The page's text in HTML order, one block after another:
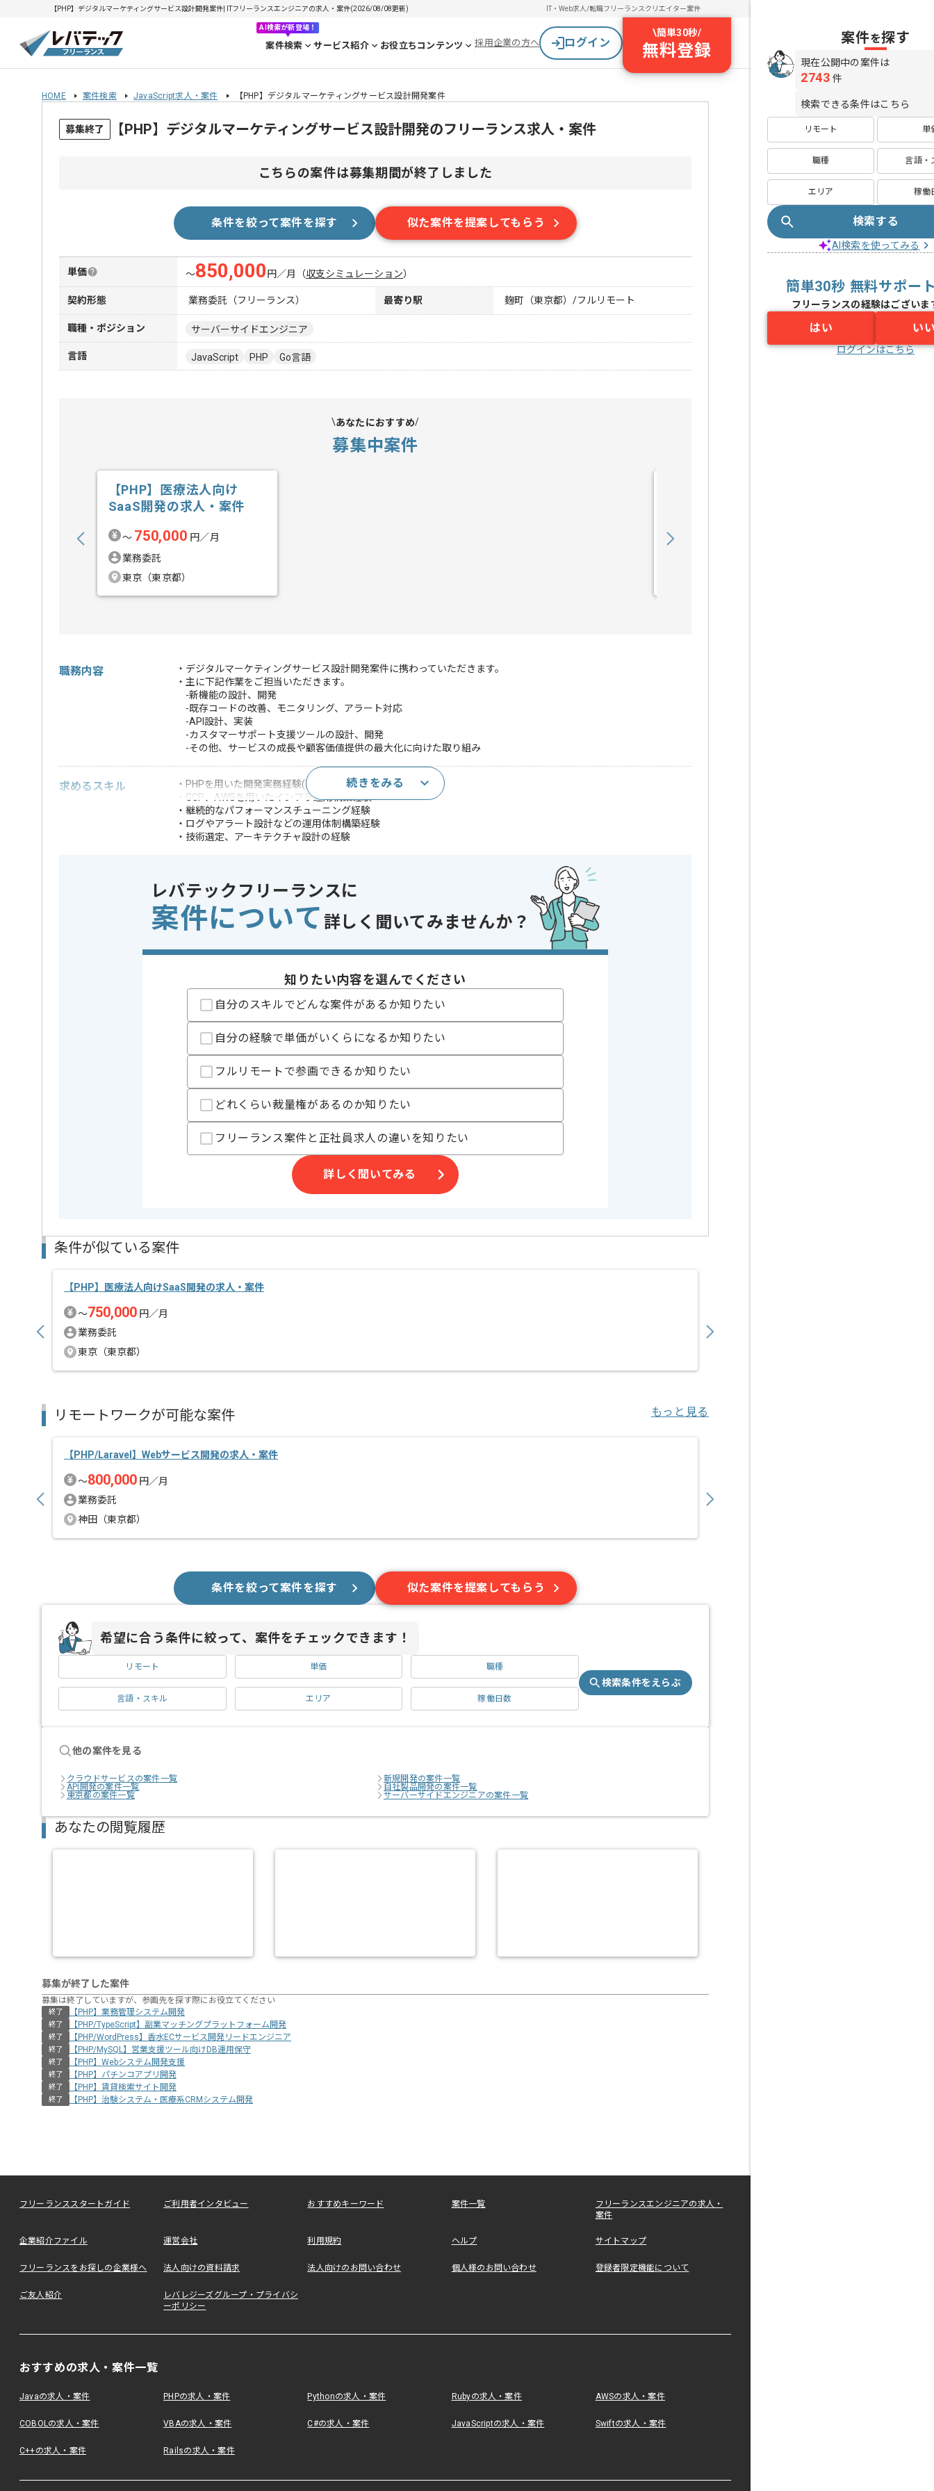
【PHP】デジタルマーケティングサービス設計開発案件| ITフリーランスエンジニアの求人・案件(2026/08/08更新) IT・Web求人/転職フリーランスクリエイター案件
AI検索が新登場！
案件検索 サービス紹介 お役立ちコンテンツ 採用企業の方へ ログイン
\簡単30秒/
無料登録
HOME 案件検索 JavaScript求人・案件 【PHP】デジタルマーケティングサービス設計開発案件
募集終了 【PHP】デジタルマーケティングサービス設計開発のフリーランス求人・案件
こちらの案件は募集期間が終了しました
条件を絞って案件を探す 似た案件を提案してもらう
単価 〜850,000 円／月 （収支シミュレーション）
契約形態 業務委託（フリーランス） 最寄り駅 麹町（東京都）/フルリモート
職種・ポジション サーバーサイドエンジニア
言語 JavaScript PHP Go言語
あなたにおすすめ
募集中案件
【PHP】医療法人向け
SaaS開発の求人・案件
〜 750,000 円／月
業務委託
東京（東京都）
職務内容
・デジタルマーケティングサービス設計開発案件に携わっていただきます。
・主に下記作業をご担当いただきます。
-新機能の設計、開発
-既存コードの改善、モニタリング、アラート対応
-API設計、実装
-カスタマーサポート支援ツールの設計、開発
-その他、サービスの成長や顧客価値提供の最大化に向けた取り組み
求めるスキル
・PHPを用いた開発実務経験(5年以上)
・GCP、AWSを用いたインフラ運用構築経験
・継続的なパフォーマンスチューニング経験
・ログやアラート設計などの運用体制構築経験
・技術選定、アーキテクチャ設計の経験
・BigQueryを用いたデータ分析基盤の運用、構築経験
※上記に似た経験やスキルをお持ちであれば申し込み可能なケースもございます！まずはお気軽にご相談ください！
担当領域/システム
クラウドサービス
20代活躍中
精算条件
有
精算基準時間
支払いサイト
15日
マーケティングテクノロジーの企画、開発、運営サービスを
展開している企業でございます。
PHPを用いた開発経験を活かしたい方にお勧めです。
続きをみる
レバテックフリーランスに
案件について 詳しく聞いてみませんか？
知りたい内容を選んでください
自分のスキルでどんな案件があるか知りたい
自分の経験で単価がいくらになるか知りたい
フルリモートで参画できるか知りたい
どれくらい裁量権があるのか知りたい
フリーランス案件と正社員求人の違いを知りたい
詳しく聞いてみる
条件が似ている案件
【PHP】医療法人向けSaaS開発の求人・案件
〜750,000 円／月
業務委託
東京（東京都）
リモートワークが可能な案件 もっと見る
【PHP/Laravel】Webサービス開発の求人・案件
〜800,000 円／月
業務委託
神田（東京都）
条件を絞って案件を探す 似た案件を提案してもらう
希望に合う条件に絞って、案件をチェックできます！
リモート 単価 職種
言語・スキル エリア 稼働日数
検索条件をえらぶ
他の案件を見る
クラウドサービスの案件一覧
新規開発の案件一覧
API開発の案件一覧
自社製品開発の案件一覧
東京都の案件一覧
サーバーサイドエンジニアの案件一覧
あなたの閲覧履歴
募集が終了した案件
募集は終了していますが、参画先を探す際にお役立てください
終了 【PHP】業務管理システム開発
終了 【PHP/TypeScript】副業マッチングプラットフォーム開発
終了 【PHP/WordPress】香水ECサービス開発リードエンジニア
終了 【PHP/MySQL】営業支援ツール向けDB運用保守
終了 【PHP】Webシステム開発支援
終了 【PHP】パチンコアプリ開発
終了 【PHP】賃貸検索サイト開発
終了 【PHP】治験システム・医療系CRMシステム開発
フリーランススタートガイド ご利用者インタビュー おすすめキーワード 案件一覧
フリーランスエンジニアの求人・
案件
企業紹介ファイル 運営会社 利用規約 ヘルプ サイトマップ
フリーランスをお探しの企業様へ 法人向けの資料請求 法人向けのお問い合わせ 個人様のお問い合わせ 登録者限定機能について
ご友人紹介
レバレジーズグループ・プライバシ
ーポリシー
おすすめの求人・案件一覧
Javaの求人・案件 PHPの求人・案件 Pythonの求人・案件 Rubyの求人・案件 AWSの求人・案件
COBOLの求人・案件 VBAの求人・案件 C#の求人・案件 JavaScriptの求人・案件 Swiftの求人・案件
C++の求人・案件 Railsの求人・案件
案件を探す
現在公開中の案件は
2743 件
検索できる条件はこちら
リモート 単
職種 言語・
エリア 稼働
検索する
AI検索を使ってみる
簡単30秒 無料サポー
フリーランスの経験はございま
はい い
ログインはこちら